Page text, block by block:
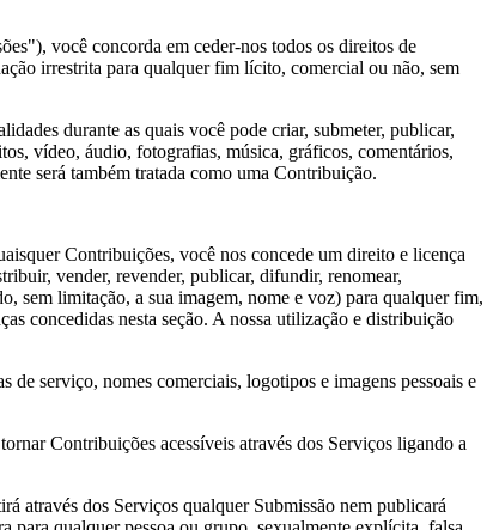
você concorda em ceder-nos todos os direitos de
irrestrita para qualquer fim lícito, comercial ou não, sem
durante as quais você pode criar, submeter, publicar,
vídeo, áudio, fotografias, música, gráficos, comentários,
será também tratada como uma Contribuição.
Contribuições, você nos concede um direito e licença
vender, revender, publicar, difundir, renomear,
sem limitação, a sua imagem, nome e voz) para qualquer fim,
concedidas nesta seção. A nossa utilização e distribuição
de serviço, nomes comerciais, logotipos e imagens pessoais e
Contribuições acessíveis através dos Serviços ligando a
dos Serviços qualquer Submissão nem publicará